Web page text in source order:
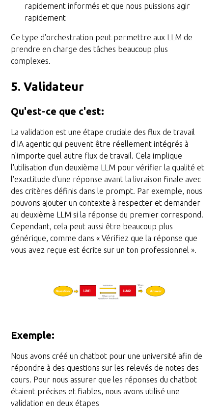
rapidement informés et que nous puissions agir
rapidement
Ce type d'orchestration peut permettre aux LLM de
prendre en charge des tâches beaucoup plus
complexes.
5. Validateur
Qu'est-ce que c'est:
La validation est une étape cruciale des flux de travail
d'IA agentic qui peuvent être réellement intégrés à
n'importe quel autre flux de travail. Cela implique
l'utilisation d'un deuxième LLM pour vérifier la qualité et
l'exactitude d'une réponse avant la livraison finale avec
des critères définis dans le prompt. Par exemple, nous
pouvons ajouter un contexte à respecter et demander
au deuxième LLM si la réponse du premier correspond.
Cependant, cela peut aussi être beaucoup plus
générique, comme dans « Vérifiez que la réponse que
vous avez reçue est écrite sur un ton professionnel ».
Exemple:
Nous avons créé un chatbot pour une université afin de
répondre à des questions sur les relevés de notes des
cours. Pour nous assurer que les réponses du chatbot
étaient précises et fiables, nous avons utilisé une
validation en deux étapes